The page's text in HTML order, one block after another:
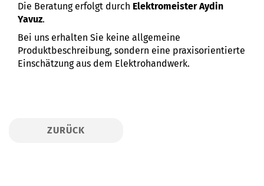
Die Beratung erfolgt durch Elektromeister Aydin
Yavuz.
Bei uns erhalten Sie keine allgemeine
Produktbeschreibung, sondern eine praxisorientierte
Einschätzung aus dem Elektrohandwerk.
ZURÜCK